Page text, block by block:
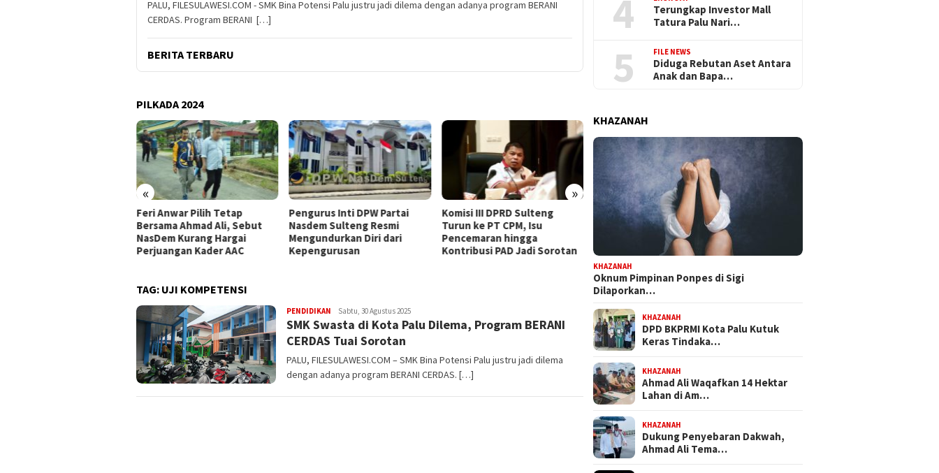
PALU, FILESULAWESI.COM - SMK Bina Potensi Palu justru jadi dilema dengan adanya program BERANI
CERDAS. Program BERANI […]
BERITA TERBARU
PILKADA 2024
« »
Feri Anwar Pilih Tetap
Bersama Ahmad Ali, Sebut
NasDem Kurang Hargai
Perjuangan Kader AAC
Pengurus Inti DPW Partai
Nasdem Sulteng Resmi
Mengundurkan Diri dari
Kepengurusan
Komisi III DPRD Sulteng
Turun ke PT CPM, Isu
Pencemaran hingga
Kontribusi PAD Jadi Sorotan
Dapat Mandat PKB, H Nanang
Persiapkan Diri Hadapi
Pilwalkot Palu 2029
Propemperda 2027
TAG: UJI KOMPETENSI
PENDIDIKAN FILESULAWESI
Sabtu, 30 Agustus 2025
SMK Swasta di Kota Palu Dilema, Program BERANI
CERDAS Tuai Sorotan
PALU, FILESULAWESI.COM – SMK Bina Potensi Palu justru jadi dilema
dengan adanya program BERANI CERDAS. […]
4
Terungkap Investor Mall
Tatura Palu Nari…
5 FILE NEWS
Diduga Rebutan Aset Antara
Anak dan Bapa…
KHAZANAH
KHAZANAH
Oknum Pimpinan Ponpes di Sigi
Dilaporkan…
KHAZANAH
DPD BKPRMI Kota Palu Kutuk
Keras Tindaka…
KHAZANAH
Ahmad Ali Waqafkan 14 Hektar
Lahan di Am…
KHAZANAH
Dukung Penyebaran Dakwah,
Ahmad Ali Tema…